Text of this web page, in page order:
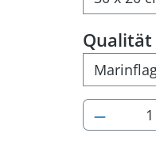
Qualität